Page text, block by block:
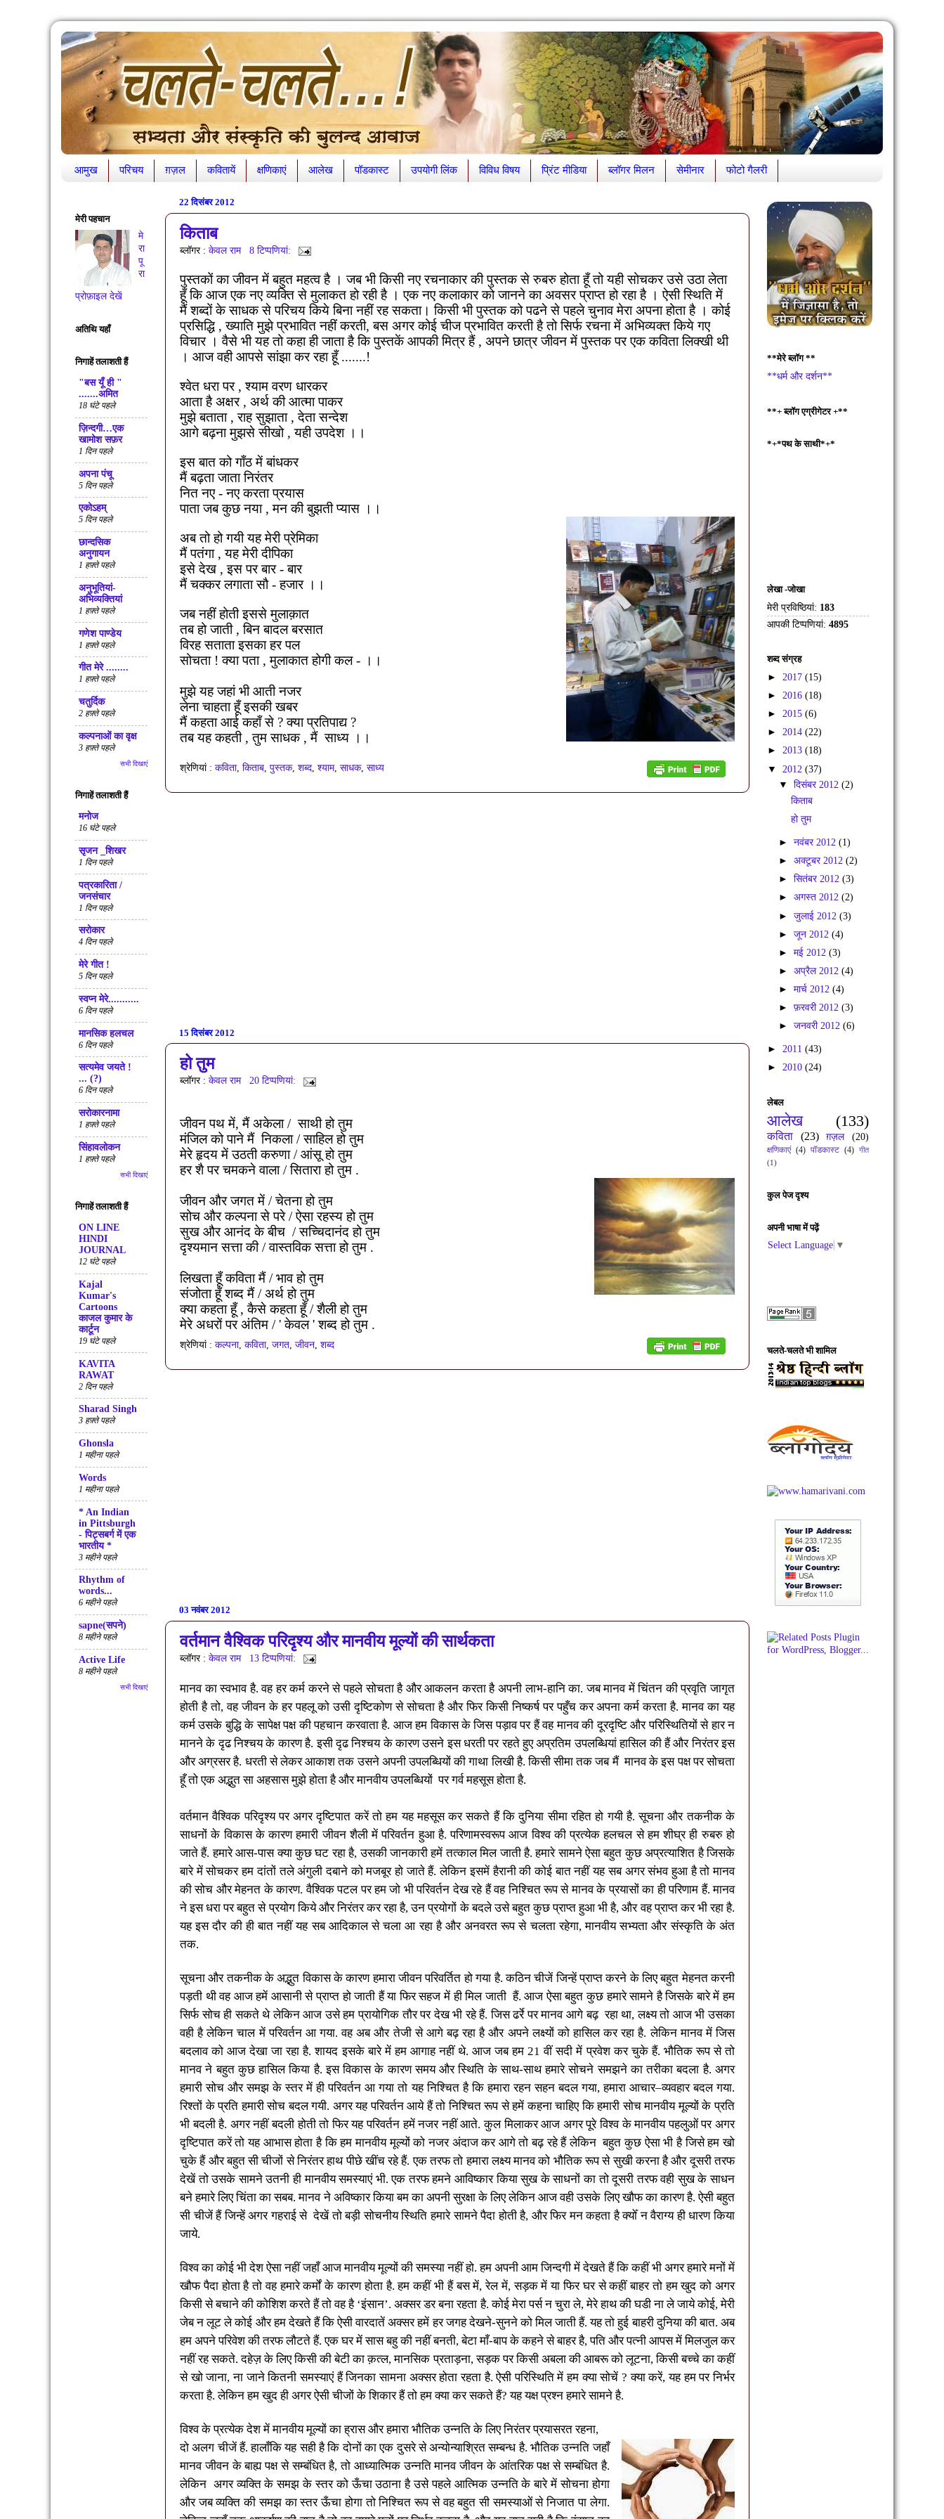
आमुख परिचय ग़ज़ल कवितायें क्षणिकाएं आलेख पॉडकास्ट उपयोगी लिंक विविध विषय प्रिंट मीडिया ब्लॉगर मिलन सेमीनार फोटो गैलरी
22 दिसंबर 2012
किताब
ब्लॉगर : केवल राम 8 टिप्‍पणियां:
पुस्तकों का जीवन में बहुत महत्व है । जब भी किसी नए रचनाकार की पुस्तक से रुबरु होता हूँ तो यही सोचकर उसे उठा लेता
हूँ किआज एक नए व्यक्ति से मुलाकत हो रही है । एक नए कलाकार को जानने का अवसर प्राप्त हो रहा है । ऐसी स्थिति में
मैं शब्दों के साधक से परिचय किये बिना नहीं रह सकता। किसी भी पुस्तक को पढने से पहले चुनाव मेरा अपना होता है । कोई
प्रसिद्धि ,ख्याति मुझे प्रभावित नहीं करती,बस अगर कोई चीज प्रभावित करती है तो सिर्फ रचना में अभिव्यक्त किये गए
विचार । वैसे भी यह तो कहा ही जाता है कि पुस्तकें आपकी मित्र हैं , अपने छात्र जीवन में पुस्तक पर एक कविता लिक्खी थी
। आज वही आपसे सांझा कर रहा हूँ.......!
श्वेत धरा पर ,श्याम वरण धारकर
आता है अक्षर , अर्थ की आत्मा पाकर
मुझे बताता ,राह सुझाता ,देता सन्देश
आगे बढ़ना मुझसे सीखो ,यही उपदेश ।।
इस बात को गाँठ में बांधकर
मैं बढ़ता जाता निरंतर
नित नए - नए करता प्रयास
पाता जब कुछ नया ,मन की बुझती प्यास ।।
अब तो हो गयी यह मेरी प्रेमिका
मैं पतंगा ,यह मेरी दीपिका
इसे देख ,इस पर बार - बार
मैं चक्कर लगाता सौ - हजार ।।
जब नहीं होती इससे मुलाक़ात
तब हो जाती ,बिन बादल बरसात
विरह सताता इसका हर पल
सोचता ! क्या पता ,मुलाकात होगी कल - ।।
मुझे यह जहां भी आती नजर
लेना चाहता हूँ इसकी खबर
मैं कहता आई कहाँ से ?क्या प्रतिपाद्य ?
तब यह कहती ,तुम साधक ,मैं साध्य ।।
श्रेणियां : कविता, किताब पुस्तक, शब्द श्याम, साधक, साध्य
15 दिसंबर 2012
हो तुम
ब्लॉगर : केवल राम 20 टिप्‍पणियां:
जीवन पथ में,मैं अकेला/साथी हो तुम
मंजिल को पाने मैं निकला / साहिल हो तुम
मेरे हृदय में उठती करुणा / आंसू हो तुम
हर शै पर चमकने वाला / सितारा हो तुम .
जीवन और जगत में / चेतना हो तुम
सोच और कल्पना से परे / ऐसा रहस्य हो तुम
सुख और आनंद के बीच /सच्चिदानंद हो तुम
दृश्यमान सत्ता की / वास्तविक सत्ता हो तुम .
लिखता हूँ कविता मैं / भाव हो तुम
संजोता हूँ शब्द मैं / अर्थ हो तुम
क्या कहता हूँ ,कैसे कहता हूँ / शैली हो तुम
मेरे अधरों पर अंतिम /'केवल'शब्द हो तुम .
श्रेणियां : कल्पना, कविता, जगत, जीवन, शब्द
03 नवंबर 2012
वर्तमान वैश्विक परिदृश्य और मानवीय मूल्यों की सार्थकता
ब्लॉगर : केवल राम 13 टिप्‍पणियां:
मानव का स्वभाव है. वह हर कर्म करने से पहले सोचता है और आकलन करता है अपनी लाभ-हानि का. जब मानव में चिंतन की प्रवृति जागृत
होती है तो,वह जीवन के हर पहलू को उसी दृष्टिकोण से सोचता है और फिर किसी निष्कर्ष पर पहुँच कर अपना कर्म करता है. मानव का यह
कर्म उसके बुद्धि के सापेक्ष पक्ष की पहचान करवाता है. आज हम विकास के जिस पड़ाव पर हैं वह मानव की दूरदृष्टि और परिस्थितियों से हार न
मानने के दृढ निश्चय के कारण है. इसी दृढ निश्चय के कारण उसने इस धरती पर रहते हुए अप्रतिम उपलब्धियां हासिल की हैं और निरंतर इस
और अग्रसर है. धरती से लेकर आकाश तक उसने अपनी उपलब्धियों की गाथा लिखी है. किसी सीमा तक जब मैं मानव के इस पक्ष पर सोचता
हूँ तो एक अद्भुत सा अहसास मुझे होता है और मानवीय उपलब्धियों पर गर्व महसूस होता है.
वर्तमान वैश्विक परिदृश्य पर अगर दृष्टिपात करें तो हम यह महसूस कर सकते हैं कि दुनिया सीमा रहित हो गयी है. सूचना और तकनीक के
साधनों के विकास के कारण हमारी जीवन शैली में परिवर्तन हुआ है. परिणामस्वरूप आज विश्व की प्रत्येक हलचल से हम शीघ्र ही रुबरु हो
जाते हैं. हमारे आस-पास क्या कुछ घट रहा है,उसकी जानकारी हमें तत्काल मिल जाती है. हमारे सामने ऐसा बहुत कुछ अप्रत्याशित है जिसके
बारे में सोचकर हम दांतों तले अंगुली दबाने को मजबूर हो जाते हैं.लेकिन इसमें हैरानी की कोई बात नहीं यह सब अगर संभव हुआ है तो मानव
की सोच और मेहनत के कारण. वैश्विक पटल पर हम जो भी परिवर्तन देख रहे हैं वह निश्चित रूप से मानव के प्रयासों का ही परिणाम हैं. मानव
ने इस धरा पर बहुत से प्रयोग किये और निरंतर कर रहा है,उन प्रयोगों के बदले उसे बहुत कुछ प्राप्त हुआ भी है, और वह प्राप्त कर भी रहा है.
यह इस दौर की ही बात नहीं यह सब आदिकाल से चला आ रहा है और अनवरत रूप से चलता रहेगा,मानवीय सभ्यता और संस्कृति के अंत
तक.
सूचना और तकनीक के अद्भुत विकास के कारण हमारा जीवन परिवर्तित हो गया है. कठिन चीजें जिन्हें प्राप्त करने के लिए बहुत मेहनत करनी
पड़ती थी वह आज हमें आसानी से प्राप्त हो जाती हैं या फिर सहज में ही मिल जाती हैं. आज ऐसा बहुत कुछ हमारे सामने है जिसके बारे में हम
सिर्फ सोच ही सकते थे लेकिन आज उसे हम प्रायोगिक तौर पर देख भी रहे हैं. जिस ढर्रे पर मानव आगे बढ़ रहा था, लक्ष्य तो आज भी उसका
वही है लेकिन चाल में परिवर्तन आ गया. वह अब और तेजी से आगे बढ़ रहा है और अपने लक्ष्यों को हासिल कर रहा है. लेकिन मानव में जिस
बदलाव को आज देखा जा रहा है. शायद इसके बारे में हम आगाह नहीं थे. आज जब हम21 वीं सदी में प्रवेश कर चुके हैं. भौतिक रूप से तो
मानव ने बहुत कुछ हासिल किया है. इस विकास के कारण समय और स्थिति के साथ-साथ हमारे सोचने समझने का तरीका बदला है. अगर
हमारी सोच और समझ के स्तर में ही परिवर्तन आ गया तो यह निश्चित है कि हमारा रहन सहन बदल गया,हमारा आचार–व्यवहार बदल गया.
रिश्तों के प्रति हमारी सोच बदल गयी. अगर यह परिवर्तन आये हैं तो निश्चित रूप से हमें कहना चाहिए कि हमारी सोच मानवीय मूल्यों के प्रति
भी बदली है. अगर नहीं बदली होती तो फिर यह परिवर्तन हमें नजर नहीं आते. कुल मिलाकर आज अगर पूरे विश्व के मानवीय पहलुओं पर अगर
दृष्टिपात करें तो यह आभास होता है कि हम मानवीय मूल्यों को नजर अंदाज कर आगे तो बढ़ रहे हैं लेकिन बहुत कुछ ऐसा भी है जिसे हम खो
चुके हैं और बहुत सी चीजों से निरंतर हाथ पीछे खींच रहे हैं. एक तरफ तो हमारा लक्ष्य मानव को भौतिक रूप से सुखी करना है और दूसरी तरफ
देखें तो उसके सामने उतनी ही मानवीय समस्याएं भी. एक तरफ हमने आविष्कार किया सुख के साधनों का तो दूसरी तरफ वही सुख के साधन
बने हमारे लिए चिंता का सबब. मानव ने अविष्कार किया बम का अपनी सुरक्षा के लिए लेकिन आज वही उसके लिए खौफ का कारण है. ऐसी बहुत
सी चीजें हैं जिन्हें अगर गहराई से देखें तो बड़ी सोचनीय स्थिति हमारे सामने पैदा होती है, और फिर मन कहता है क्योँ न वैराग्य ही धारण किया
जाये.
विश्व का कोई भी देश ऐसा नहीं जहाँ आज मानवीय मूल्यों की समस्या नहीं हो. हम अपनी आम जिन्दगी में देखते हैं कि कहीं भी अगर हमारे मनों में
खौफ पैदा होता है तो वह हमारे कर्मों के कारण होता है. हम कहीं भी हैं बस में,रेल में,सड़क में या फिर घर से कहीं बाहर तो हम खुद को अगर
किसी से बचाने की कोशिश करते हैं तो वह है ‘इंसान’. अक्सर डर बना रहता है. कोई मेरा पर्स न चुरा ले,मेरे हाथ की घडी ना ले जाये कोई,मेरी
जेब न लूट ले कोई और हम देखते हैं कि ऐसी वारदातें अक्सर हमें हर जगह देखने-सुनने को मिल जाती हैं. यह तो हुई बाहरी दुनिया की बात. अब
हम अपने परिवेश की तरफ लौटते हैं. एक घर में सास बहु की नहीं बनती,बेटा माँ-बाप के कहने से बाहर है,पति और पत्नी आपस में मिलजुल कर
नहीं रह सकते. दहेज़ के लिए किसी की बेटी का क़त्ल,मानसिक प्रताड़ना,सड़क पर किसी अबला की आबरू को लूटना,किसी बच्चे का कहीं
से खो जाना,ना जाने कितनी समस्याएं हैं जिनका सामना अक्सर होता रहता है. ऐसी परिस्थिति में हम क्या सोचें?क्या करें,यह हम पर निर्भर
करता है. लेकिन हम खुद ही अगर ऐसी चीजों के शिकार हैं तो हम क्या कर सकते हैं?यह यक्ष प्रश्न हमारे सामने है.
विश्व के प्रत्येक देश में मानवीय मूल्यों का ह्रास और हमारा भौतिक उन्नति के लिए निरंतर प्रयासरत रहना,
दो अलग चीजें हैं. हालाँकि यह सही है कि दोनों का एक दुसरे से अन्योन्याश्रित सम्बन्ध है. भौतिक उन्नति जहाँ
मानव जीवन के बाह्य पक्ष से सम्बंधित है, तो आध्यात्मिक उन्नति मानव जीवन के आंतरिक पक्ष से सम्बंधित है.
लेकिन अगर व्यक्ति के समझ के स्तर को ऊँचा उठाना है उसे पहले आत्मिक उन्नति के बारे में सोचना होगा
और जब व्यक्ति की समझ का स्तर ऊँचा होगा तो निश्चित रूप से वह बहुत सी समस्याओं से निजात पा लेगा.
मेरी पहचान
मे
रा
पू
रा
प्रोफ़ाइल देखें
अतिथि यहाँ
निगाहें तलाशती हैं
"बस यूँ ही "
.......अमित
18 घंटे पहले
ज़िन्दगी…एक
खामोश सफ़र
1 दिन पहले
अपना पंचू
5 दिन पहले
एकोऽहम्
5 दिन पहले
छान्दसिक
अनुगायन
1 हफ़्ते पहले
अनुभूतियां-
अभिव्यक्तियां
1 हफ़्ते पहले
गणेश पाण्डेय
1 हफ़्ते पहले
गीत मेरे ........
1 हफ़्ते पहले
चतुर्दिक
2 हफ़्ते पहले
कल्पनाओं का वृक्ष
3 हफ़्ते पहले
सभी दिखाएं
निगाहें तलाशती हैं
मनोज
16 घंटे पहले
सृजन _शिखर
1 दिन पहले
पत्रकारिता /
जनसंचार
1 दिन पहले
सरोकार
4 दिन पहले
मेरे गीत !
5 दिन पहले
स्वप्न मेरे...........
6 दिन पहले
मानसिक हलचल
6 दिन पहले
सत्‍यमेव जयते !
... (?)
6 दिन पहले
सरोकारनामा
1 हफ़्ते पहले
सिंहावलोकन
1 हफ़्ते पहले
सभी दिखाएं
निगाहें तलाशती हैं
ON LINE
HINDI
JOURNAL
12 घंटे पहले
Kajal
Kumar's
Cartoons
काजल कुमार के
कार्टून
19 घंटे पहले
KAVITA
RAWAT
2 दिन पहले
Sharad Singh
3 हफ़्ते पहले
Ghonsla
1 महीना पहले
Words
1 महीना पहले
* An Indian
in Pittsburgh
- पिट्सबर्ग में एक
भारतीय *
3 महीने पहले
Rhythm of
words...
6 महीने पहले
sapne(सपने)
8 महीने पहले
Active Life
8 महीने पहले
सभी दिखाएं
**मेरे ब्लॉग **
**धर्म और दर्शन**
**+ ब्लॉग एग्रीगेटर +**
*+*पथ के साथी*+*
लेखा -जोखा
मेरी प्रविष्ठियां: 183
आपकी टिप्पणियां: 4895
शब्द संग्रह
► 2017 (15)
► 2016 (18)
► 2015 (6)
► 2014 (22)
► 2013 (18)
▼ 2012 (37)
▼दिसंबर 2012(2)
किताब
हो तुम
►नवंबर 2012(1)
►अक्टूबर 2012(2)
►सितंबर 2012(3)
►अगस्त 2012(2)
►जुलाई 2012(3)
►जून 2012(4)
►मई 2012(3)
►अप्रैल 2012(4)
►मार्च 2012(4)
►फ़रवरी 2012(3)
►जनवरी 2012(6)
► 2011 (43)
► 2010 (24)
लेबल
आलेख (133)
कविता (23) ग़ज़ल (20)
क्षणिकाएं (4) पॉडकास्ट (4) गीत
(1)
कुल पेज दृश्य
अपनी भाषा में पढ़ें
Select Language ▼
चलते-चलते भी शामिल